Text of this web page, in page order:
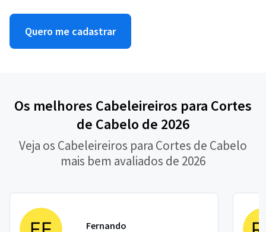
Quero me cadastrar
Os melhores Cabeleireiros para Cortes
de Cabelo de 2026
Veja os Cabeleireiros para Cortes de Cabelo
mais bem avaliados de 2026
Fernando